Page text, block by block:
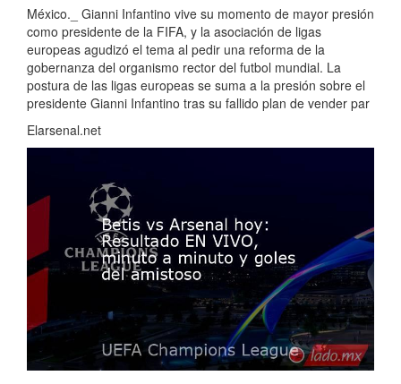
México._ Gianni Infantino vive su momento de mayor presión
como presidente de la FIFA, y la asociación de ligas
europeas agudizó el tema al pedir una reforma de la
gobernanza del organismo rector del futbol mundial. La
postura de las ligas europeas se suma a la presión sobre el
presidente Gianni Infantino tras su fallido plan de vender par
Elarsenal.net